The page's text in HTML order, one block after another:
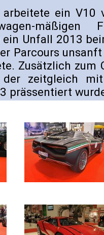
arbeitete ein
mäßigen
Unfall 2013
Parcours
Zusätzlich zum
zeitgleich
prässentiert